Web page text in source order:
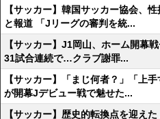
【サッカー】韓国サッカー協会、
と報道 「Jリーグの審判を統...
【サッカー】J1岡山、ホーム開幕
31試合連続で…クラブ謝罪...
【サッカー】「まじ何者？」「上
が開幕Jデビュー戦で魅せた...
【サッカー】歴史的転換点を迎え